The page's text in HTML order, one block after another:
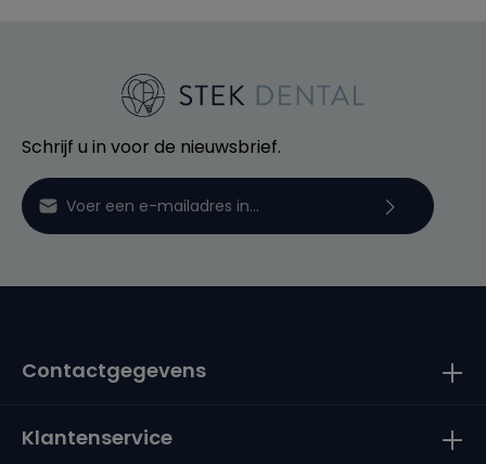
Schrijf u in voor de nieuwsbrief.
E-mailadres*
voorwaardenheeft geaccepteerd.
Contactgegevens
Klantenservice